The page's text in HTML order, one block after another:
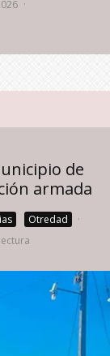
·
de
armada
Otredad
·